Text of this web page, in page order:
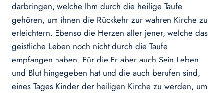
darbringen, welche Ihm durch die heilige Taufe
gehören, um ihnen die Rückkehr zur wahren Kirche zu
erleichtern. Ebenso die Herzen aller jener, welche das
geistliche Leben noch nicht durch die Taufe
empfangen haben. Für die Er aber auch Sein Leben
und Blut hingegeben hat und die auch berufen sind,
eines Tages Kinder der heiligen Kirche zu werden, um